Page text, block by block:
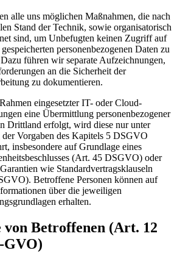
alle uns möglichen Maßnahmen, die nach
Stand der Technik, sowie organisatorisch
sind, um Unbefugten keinen Zugriff auf
personenbezogenen Daten zu
führen wir separate Aufzeichnungen,
an die Sicherheit der
zu dokumentieren.
eingesetzter IT- oder Cloud-
eine Übermittlung personenbezogener
Drittland erfolgt, wird diese nur unter
Vorgaben des Kapitels 5 DSGVO
insbesondere auf Grundlage eines
(Art. 45 DSGVO) oder
wie Standardvertragsklauseln
Betroffene Personen können auf
über die jeweiligen
erhalten.
von Betroffenen (Art. 12
GVO)